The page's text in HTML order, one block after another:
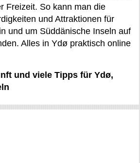
Freizeit. So kann man die
und Attraktionen für
und um Süddänische Inseln auf
Alles in Ydø praktisch online
und viele Tipps für Ydø,